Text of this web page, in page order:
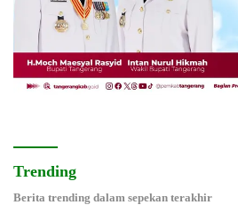
Trending
Berita trending dalam sepekan terakhir